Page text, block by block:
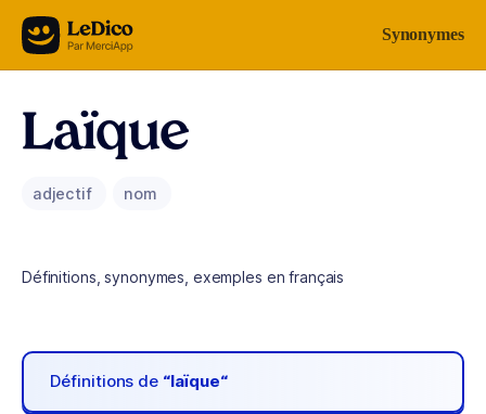
Aller au contenu Synonymes
Laïque
adjectif nom
Définitions, synonymes, exemples en français
Définitions de “laïque“